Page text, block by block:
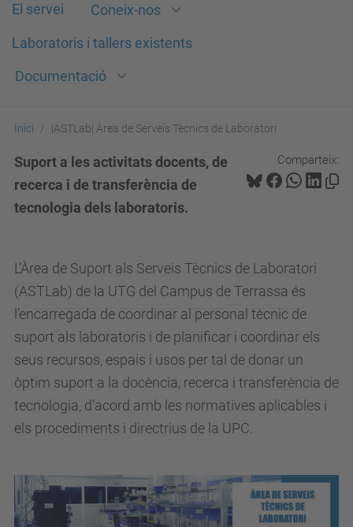
El servei
Coneix-nos
Laboratoris i tallers existents
Documentació
Inici |ASTLab| Àrea de Serveis Tècnics de Laboratori
Comparteix:
Suport a les activitats docents, de
recerca i de transferència de
tecnologia dels laboratoris.
L’Àrea de Suport als Serveis Tècnics de Laboratori
(ASTLab) de la UTG del Campus de Terrassa és
l’encarregada de coordinar al personal tècnic de
suport als laboratoris i de planificar i coordinar els
seus recursos, espais i usos per tal de donar un
òptim suport a la docència, recerca i transferència de
tecnologia, d’acord amb les normatives aplicables i
els procediments i directrius de la UPC.